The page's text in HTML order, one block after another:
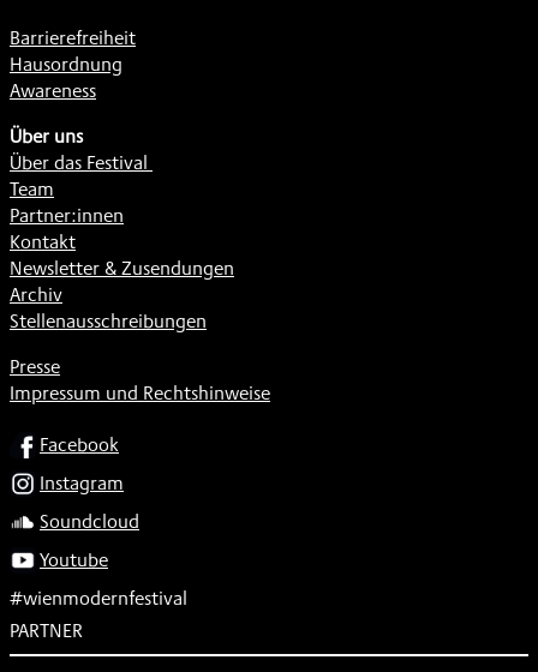
Barrierefreiheit
Hausordnung
Awareness
Über uns
Über das Festival
Team
Partner:innen
Kontakt
Newsletter & Zusendungen
Archiv
Stellenausschreibungen
Presse
Impressum und Rechtshinweise
SOCIALFacebook
Instagram
Soundcloud
Youtube
#wienmodernfestival
PARTNER